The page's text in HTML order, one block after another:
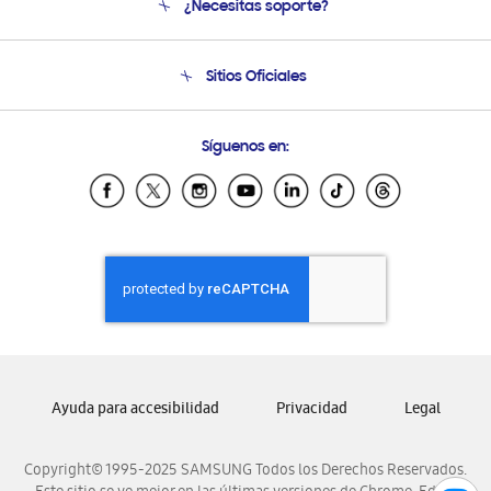
Soporte
¿Necesitas soporte?
Soporte vía eMail
Sitios Oficiales
Samsung Ecuador
Samsung El Salvador
Samsung Honduras
Samsung Nicaragua
Samsung Panamá
Samsung Venezuela
Síguenos en:
Copyright© 1995-2025 SAMSUNG Todos los Derechos Reservados.
Ayuda para accesibilidad Privacidad Legal